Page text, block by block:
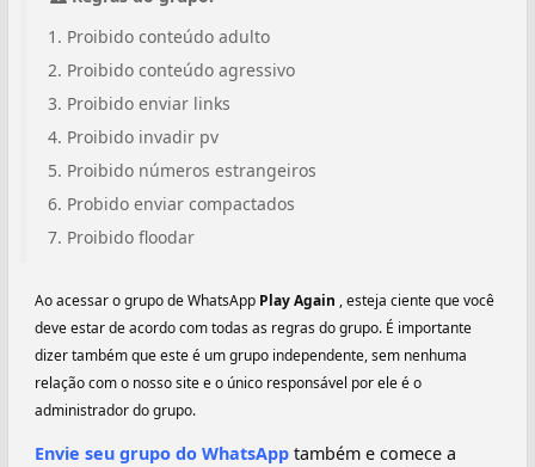
Proibido conteúdo adulto
Proibido conteúdo agressivo
Proibido enviar links
Proibido invadir pv
Proibido números estrangeiros
Probido enviar compactados
Proibido floodar
Ao acessar o grupo de WhatsApp Play Again , esteja ciente que você
deve estar de acordo com todas as regras do grupo. É importante
dizer também que este é um grupo independente, sem nenhuma
relação com o nosso site e o único responsável por ele é o
administrador do grupo.
Envie seu grupo do WhatsApp também e comece a